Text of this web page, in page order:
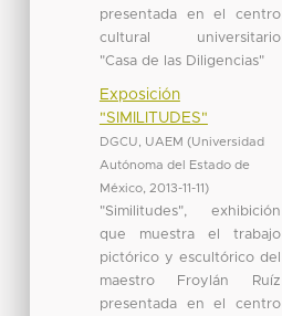
presentada en el centro
cultural universitario
"Casa de las Diligencias"
Exposición
"SIMILITUDES"
DGCU, UAEM (Universidad
Autónoma del Estado de
México, 2013-11-11)
"Similitudes", exhibición
que muestra el trabajo
pictórico y escultórico del
maestro Froylán Ruíz
presentada en el centro